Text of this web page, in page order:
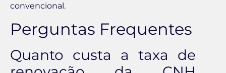
convencional.
Perguntas Frequentes
Quanto custa a taxa de